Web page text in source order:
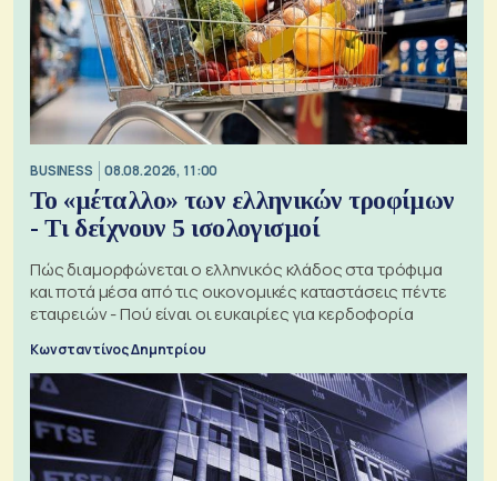
BUSINESS 08.08.2026, 11:00
Το «μέταλλο» των ελληνικών τροφίμων
- Τι δείχνουν 5 ισολογισμοί
Πώς διαμορφώνεται ο ελληνικός κλάδος στα τρόφιμα
και ποτά μέσα από τις οικονομικές καταστάσεις πέντε
εταιρειών - Πού είναι οι ευκαιρίες για κερδοφορία
Κωνσταντίνος Δημητρίου